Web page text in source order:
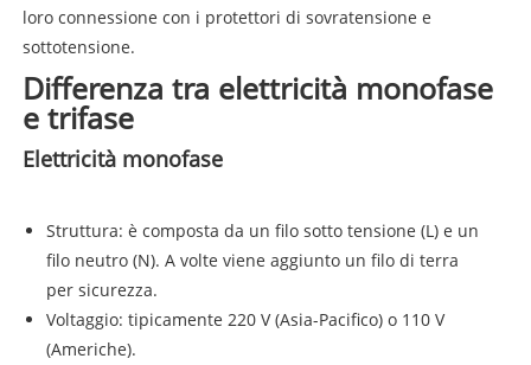
loro connessione con i protettori di sovratensione e
sottotensione.
Differenza tra elettricità monofase
e trifase
Elettricità monofase
Struttura: è composta da un filo sotto tensione (L) e un
filo neutro (N). A volte viene aggiunto un filo di terra
per sicurezza.
Voltaggio: tipicamente 220 V (Asia-Pacifico) o 110 V
(Americhe).